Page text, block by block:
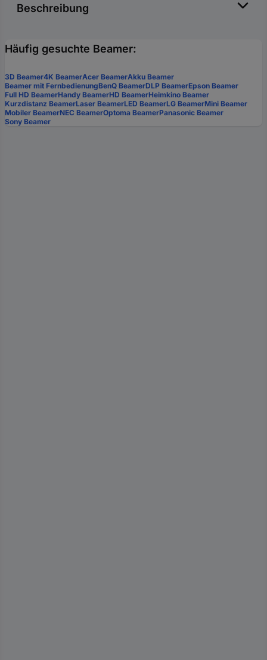
Beschreibung
Häufig gesuchte Beamer:
3D Beamer4K BeamerAcer BeamerAkku Beamer
Beamer mit FernbedienungBenQ BeamerDLP BeamerEpson Beamer
Full HD BeamerHandy BeamerHD BeamerHeimkino Beamer
Kurzdistanz BeamerLaser BeamerLED BeamerLG BeamerMini Beamer
Mobiler BeamerNEC BeamerOptoma BeamerPanasonic Beamer
Sony Beamer